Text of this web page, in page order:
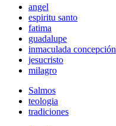
angel
espiritu santo
fatima
guadalupe
inmaculada concepción
jesucristo
milagro
Salmos
teologia
tradiciones